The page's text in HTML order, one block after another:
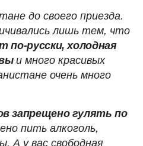
до своего приезда.
лишь тем, что
по-русски, холодная
и много красивых
очень много
запрещено гулять по
пить алкоголь,
А у вас свободная